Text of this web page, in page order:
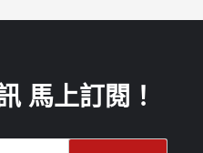
馬上訂閱！